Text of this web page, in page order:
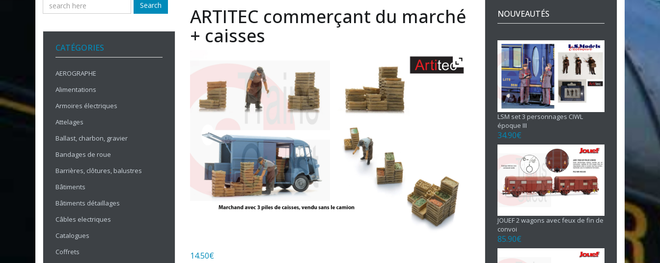
Search
CATÉGORIES
AEROGRAPHE
Alimentations
Armoires électriques
Attelages
Ballast, charbon, gravier
Bandages de roue
Barrières, clôtures, balustres
Bâtiments
Bâtiments détaillages
Câbles electriques
Catalogues
Coffrets
ARTITEC commerçant du marché
+ caisses
14.50€
NOUVEAUTÉS
LSM set 3 personnages CIWL
époque III
34.90€
JOUEF 2 wagons avec feux de fin de
convoi
85.90€